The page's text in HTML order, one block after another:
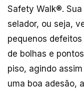
Safety Walk®.
selador, ou seja,
pequenos
de bolhas e
piso, agindo
uma boa adesão,